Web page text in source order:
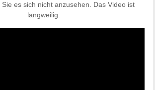
es sich nicht anzusehen. Das Video ist
langweilig.